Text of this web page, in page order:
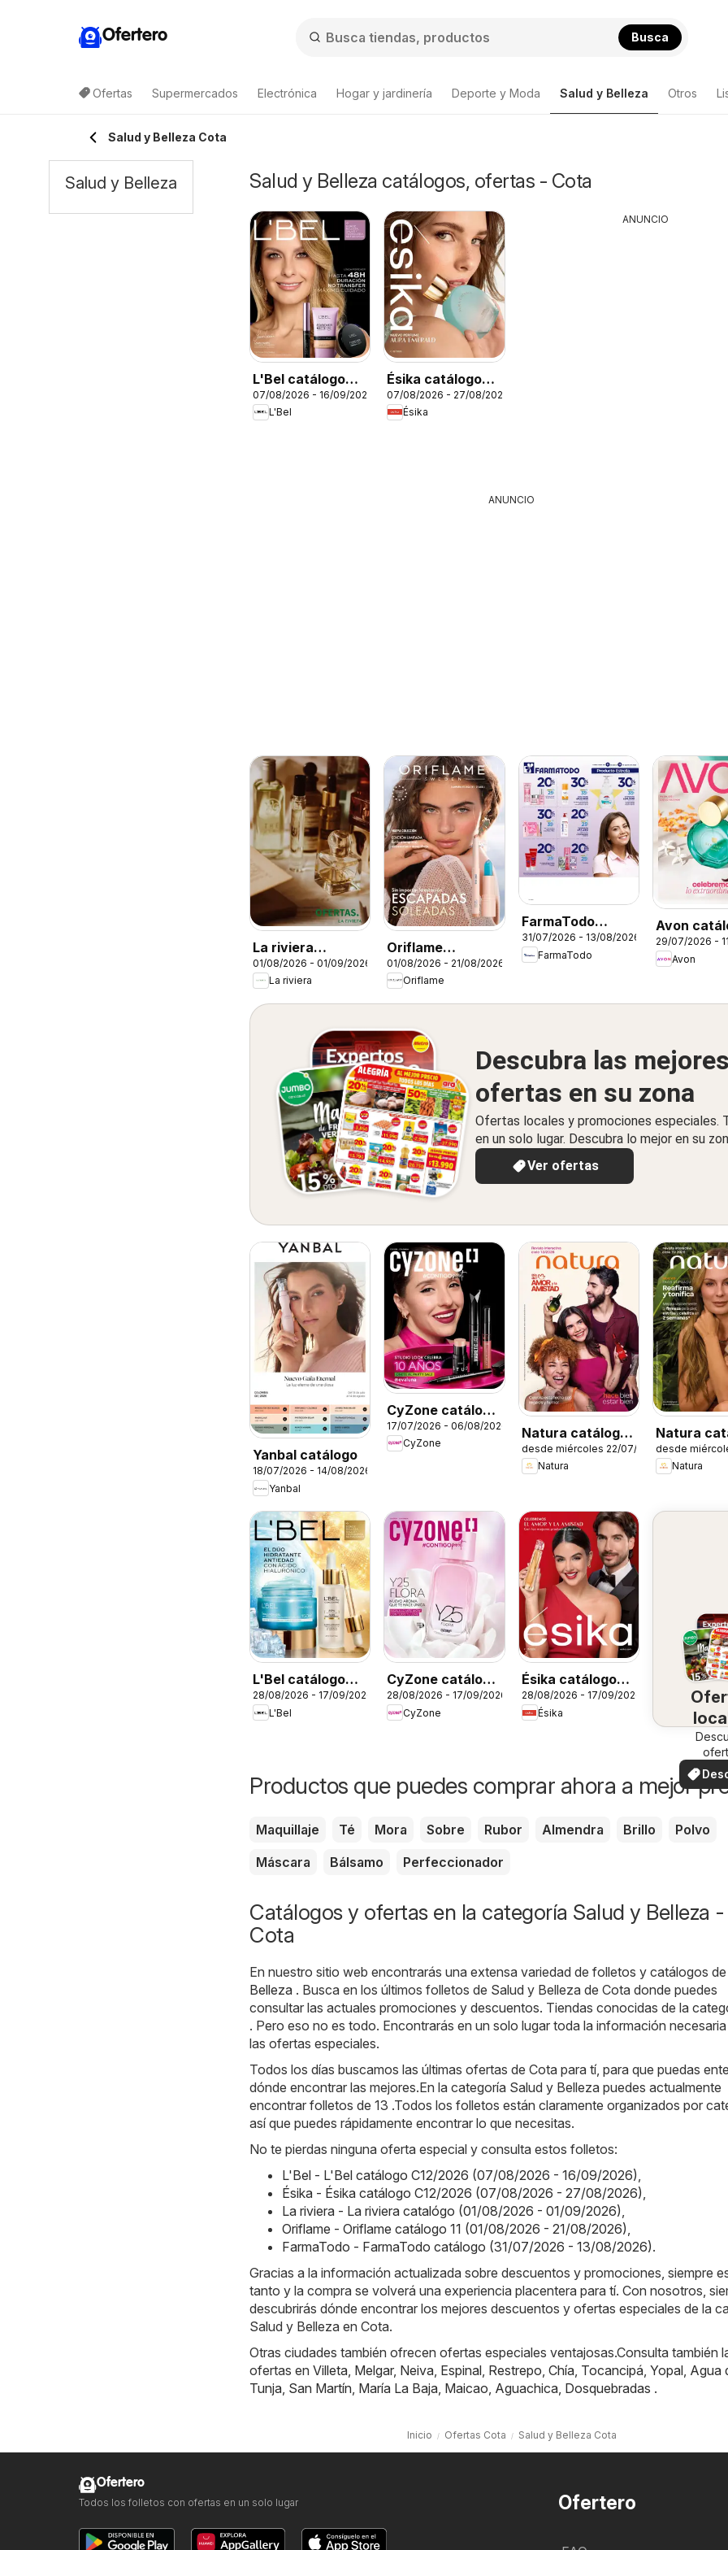
Ofertero Busca
Ofertas Supermercados Electrónica Hogar y jardinería Deporte y Moda Salud y Belleza Otros
Salud y Belleza Cota
Salud y Belleza catálogos, ofertas - Cota
L'Bel catálogo
C12/2026
07/08/2026 - 16/09/2026
L'Bel
Ésika catálogo
C12/2026
07/08/2026 - 27/08/2026
Ésika
ANUNCIO
ANUNCIO
La riviera
catalógo
01/08/2026 - 01/09/2026
La riviera
Oriflame
catálogo 11
01/08/2026 - 21/08/2026
Oriflame
FarmaTodo
catálogo
31/07/2026 - 13/08/2026
FarmaTodo
Avon
ciclo 12
29/07/2026 -
Avon
Descubra las mejores
ofertas en su zona
Ofertas locales y promociones especiales.
en un solo lugar. Descubra lo mejor en su
Ver ofertas
Yanbal catálogo
18/07/2026 - 14/08/2026
Yanbal
CyZone catálogo
C11/2026
17/07/2026 - 06/08/2026
CyZone
Natura catálogo
ciclo 12
desde miércoles 22/07/2026
Natura
Natura
Ciclo 11
desde
Natura
L'Bel catálogo
C13
28/08/2026 - 17/09/2026
L'Bel
CyZone catálogo
C13
28/08/2026 - 17/09/2026
CyZone
Ésika catálogo
C13
28/08/2026 - 17/09/2026
Ésika
Productos que puedes comprar ahora a mejor
Maquillaje Té Mora Sobre Rubor Almendra Brillo
Polvo
Máscara
Bálsamo Perfeccionador
Catálogos y ofertas en la categoría Salud y Belleza -
Cota
En nuestro sitio web encontrarás una extensa variedad de folletos y catálogos de
Belleza . Busca en los últimos folletos de Salud y Belleza de Cota donde puedes
consultar las actuales promociones y descuentos. Tiendas conocidas de la
. Pero eso no es todo. Encontrarás en un solo lugar toda la información
las ofertas especiales.
Todos los días buscamos las últimas ofertas de Cota para tí, para que puedas
dónde encontrar las mejores.En la categoría Salud y Belleza puedes actualmente
encontrar folletos de 13 .Todos los folletos están claramente organizados por
así que puedes rápidamente encontrar lo que necesitas.
No te pierdas ninguna oferta especial y consulta estos folletos:
L'Bel - L'Bel catálogo C12/2026 (07/08/2026 - 16/09/2026),
Ésika - Ésika catálogo C12/2026 (07/08/2026 - 27/08/2026),
La riviera - La riviera catalógo (01/08/2026 - 01/09/2026),
Oriflame - Oriflame catálogo 11 (01/08/2026 - 21/08/2026),
FarmaTodo - FarmaTodo catálogo (31/07/2026 - 13/08/2026).
Gracias a la información actualizada sobre descuentos y promociones, siempre
tanto y la compra se volverá una experiencia placentera para tí. Con nosotros,
descubrirás dónde encontrar los mejores descuentos y ofertas especiales de la
Salud y Belleza en Cota.
Otras ciudades también ofrecen ofertas especiales ventajosas.Consulta también
ofertas en Villeta, Melgar, Neiva, Espinal, Restrepo, Chía, Tocancipá, Yopal, Agua
Tunja, San Martín, María La Baja, Maicao, Aguachica, Dosquebradas .
Inicio Ofertas Cota Salud y Belleza Cota
Salud y Belleza
Ofertero
Ofertero
Todos los folletos con ofertas en un solo lugar